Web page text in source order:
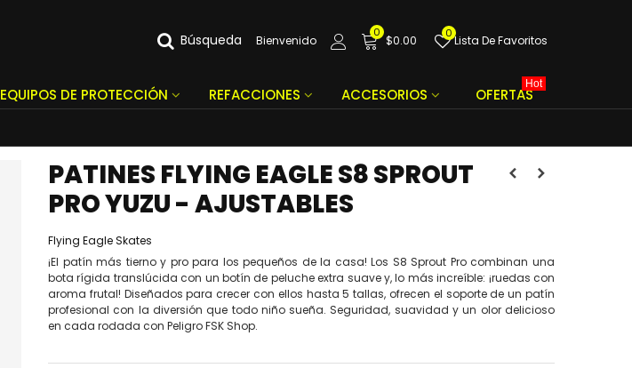
Búsqueda Bienvenido
0
$0.00
0
Lista De Favoritos
EQUIPOS DE PROTECCIÓN REFACCIONES ACCESORIOS OFERTAS
Hot
PATINES FLYING EAGLE S8 SPROUT
PRO YUZU - AJUSTABLES
Flying Eagle Skates
¡El patín más tierno y pro para los pequeños de la casa! Los S8 Sprout Pro combinan una
bota rígida translúcida con un botín de peluche extra suave y, lo más increíble: ¡ruedas con
aroma frutal! Diseñados para crecer con ellos hasta 5 tallas, ofrecen el soporte de un patín
profesional con la diversión que todo niño sueña. Seguridad, suavidad y un olor delicioso
en cada rodada con Peligro FSK Shop.